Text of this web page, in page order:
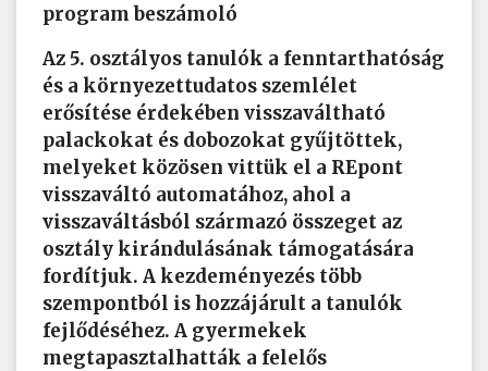
program beszámoló
Az 5. osztályos tanulók a fenntarthatóság
és a környezettudatos szemlélet
erősítése érdekében visszaváltható
palackokat és dobozokat gyűjtöttek,
melyeket közösen vittük el a REpont
visszaváltó automatához, ahol a
visszaváltásból származó összeget az
osztály kirándulásának támogatására
fordítjuk. A kezdeményezés több
szempontból is hozzájárult a tanulók
fejlődéséhez. A gyermekek
megtapasztalhatták a felelős